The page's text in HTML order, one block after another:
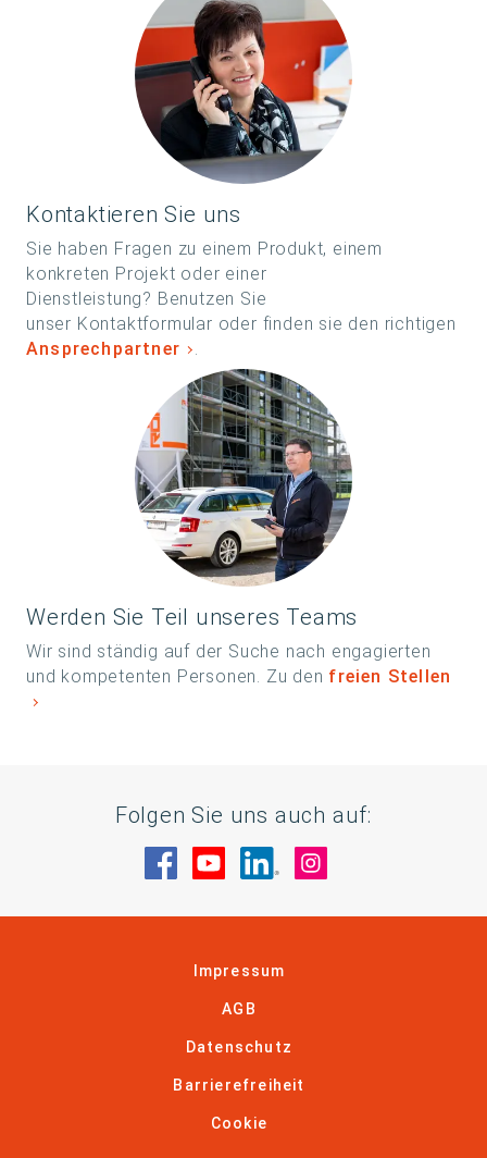
Kontaktieren Sie uns
Sie haben Fragen zu einem Produkt, einem
konkreten Projekt oder einer
Dienstleistung? Benutzen Sie
unser Kontaktformular oder finden sie den richtigen
Ansprechpartner
.
Werden Sie Teil unseres Teams
Wir sind ständig auf der Suche nach engagierten
und kompetenten Personen. Zu den freien Stellen
Folgen Sie uns auch auf:
Besuche uns auf Facebook
Besuche uns auf YouTube
Besuche uns auf
Impressum
AGB
Datenschutz
Barrierefreiheit
Cookie